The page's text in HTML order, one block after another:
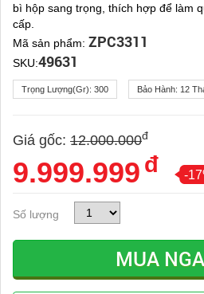
bì hộp sang trọng, thích hợp để làm
cấp.
Mã sản phẩm: ZPC3311
SKU:49631
Trọng Lượng(gr): 300 Bảo Hành: 12
Giá gốc: 12.000.000đ
9.999.999 đ -
Số lượng
MUA